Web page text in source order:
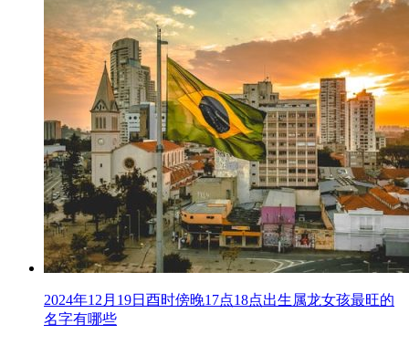
2024年12月19日酉时傍晚17点18点出生属龙女孩最旺的
名字有哪些